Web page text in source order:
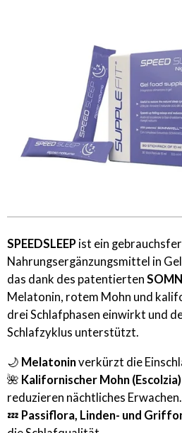
SPEEDSLEEP ist ein
Nahrungsergänzungsmittel in
das dank des patentierten
Melatonin, rotem Mohn und
drei Schlafphasen einwirkt und
Schlafzyklus unterstützt.
🌙 Melatoninverkürzt die
🌺 Kalifornischer Mohn
reduzieren nächtliches Erwachen.
💤 Passiflora, Linden- und